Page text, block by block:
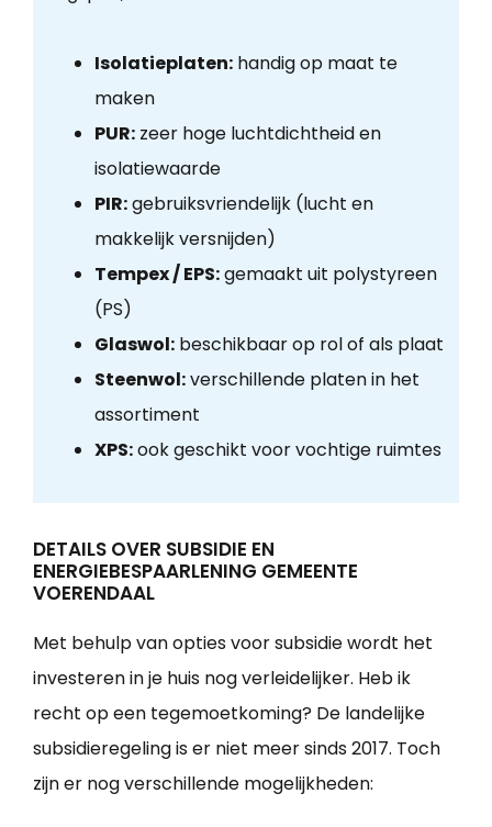
Isolatieplaten:handig op maat te
maken
PUR:zeer hoge luchtdichtheid en
isolatiewaarde
PIR:gebruiksvriendelijk (lucht en
makkelijk versnijden)
Tempex / EPS:gemaakt uit polystyreen
(PS)
Glaswol:beschikbaar op rol of als plaat
Steenwol:verschillende platen in het
assortiment
XPS:ook geschikt voor vochtige ruimtes
DETAILS OVER SUBSIDIE EN
ENERGIEBESPAARLENING GEMEENTE
VOERENDAAL
Met behulp van opties voor subsidie wordt het
investeren in je huis nog verleidelijker. Heb ik
recht op een tegemoetkoming? De landelijke
subsidieregeling is er niet meer sinds 2017. Toch
zijn er nog verschillende mogelijkheden: